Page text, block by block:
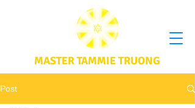
MASTER TAMMIE TRUONG
Post